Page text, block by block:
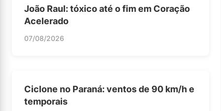
João Raul: tóxico até o fim em Coração
Acelerado
07/08/2026
Ciclone no Paraná: ventos de 90 km/h e
temporais